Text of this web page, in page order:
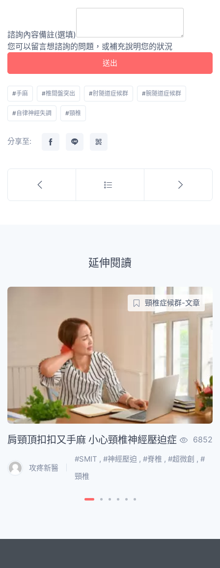
諮詢內容備註(選填)
您可以留言想諮詢的問題，或補充說明您的狀況
送出
#手麻 #椎間盤突出 #肘隧道症候群 #腕隧道症候群
#自律神經失調 #頸椎
分享至:
延伸閱讀
頸椎症候群-文章
肩頸頂扣扣又手麻 小心頸椎神經壓迫症 6852
攻疼新醫
#SMIT , #神經壓迫 , #脊椎 , #超微創 , #
頸椎